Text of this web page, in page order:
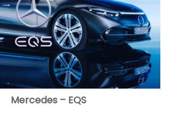
Mercedes – EQS